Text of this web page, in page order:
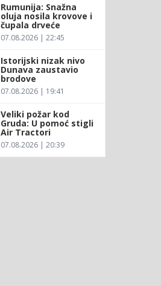
Rumunija: Snažna
oluja nosila krovove i
čupala drveće
07.08.2026 | 22:45
Istorijski nizak nivo
Dunava zaustavio
brodove
07.08.2026 | 19:41
Veliki požar kod
Gruda: U pomoć stigli
Air Tractori
07.08.2026 | 20:39